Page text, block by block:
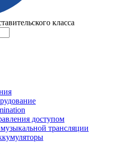
класса
доступом
трансляции